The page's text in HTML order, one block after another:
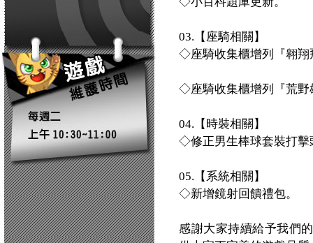
03.【座騎相關】
◇座騎收集櫃增列『翱翔
◇座騎收集櫃增列『荒野
04.【時裝相關】
◇修正男生棒球套裝打擊
05.【系統相關】
◇新增鏡射回饋禮包。
感謝大家持續給予我們